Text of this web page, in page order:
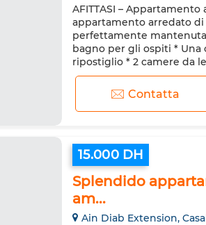
Sistema di allarme
Forno
TV Lavatrice
AFITTASI –
appartamento arredato di
perfettamente
bagno per gli ospiti * Una
ripostiglio * 2 camere da
matrimoniale con
Contatta
15.000 DH
Splendido
am...
Ain Diab Extension,